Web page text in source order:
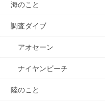
海のこと
調査ダイブ
アオセーン
ナイヤンビーチ
陸のこと